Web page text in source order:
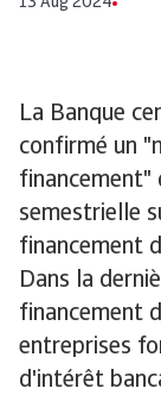
La Banque
confirmé un
financement"
semestrielle
financement
Dans la
financement
entreprises
d'intérêt